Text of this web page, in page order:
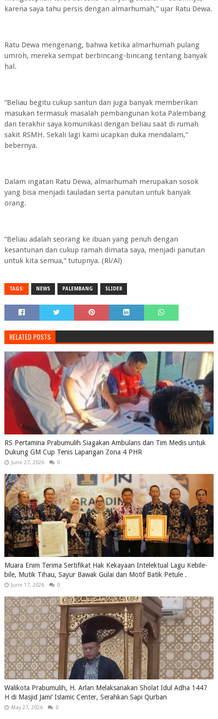
karena saya tahu persis dengan almarhumah,” ujar Ratu Dewa.
Ratu Dewa mengenang, bahwa ketika almarhumah pulang
umroh, mereka sempat berbincang-bincang tentang banyak
hal.
“Beliau begitu cukup santun dan juga banyak memberikan
masukan termasuk masalah pembangunan kota Palembang
dan terakhir saya komunikasi dengan beliau saat di rumah
sakit RSMH. Sekali lagi kami ucapkan duka mendalam,”
bebernya.
Dalam ingatan Ratu Dewa, almarhumah merupakan sosok
yang bisa menjadi tauladan serta panutan untuk banyak
orang.
“Beliau adalah seorang ke ibuan yang penuh dengan
kesantunan dan cukup ramah dimata saya, menjadi panutan
untuk kita semua,” tutupnya. (Rl/Al)
TAGS: NEWS PALEMBANG SLIDER
RELATED POSTS
RS Pertamina Prabumulih Siagakan Ambulans dan Tim Medis untuk
Dukung GM Cup Tenis Lapangan Zona 4 PHR
June 27, 2026 0
Muara Enim Terima Sertifikat Hak Kekayaan Intelektual Lagu Kebile-
bile, Mutik Tihau, Sayur Bawak Gulai dan Motif Batik Petule .
June 17, 2026 0
Walikota Prabumulih, H. Arlan Melaksanakan Sholat Idul Adha 1447
H di Masjid Jami’ Islamic Center, Serahkan Sapi Qurban
May 27, 2026 0